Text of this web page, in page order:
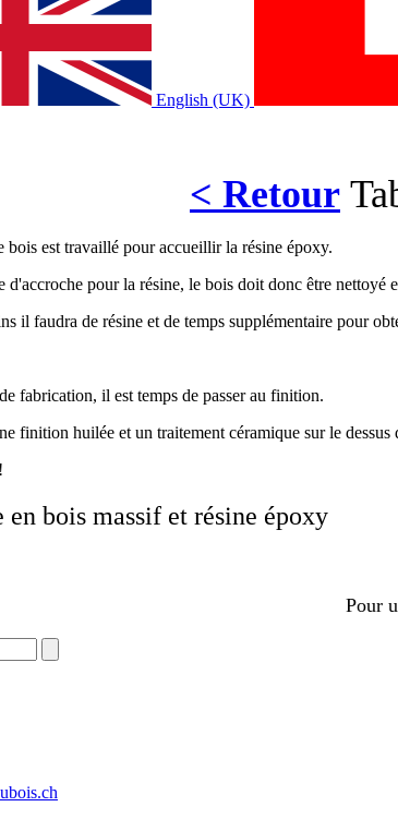
English (UK)
< Retour
est travaillé pour accueillir la résine époxy.
d'accroche pour la résine, le bois doit donc être nettoyé
il faudra de résine et de temps supplémentaire pour
fabrication, il est temps de passer au finition.
finition huilée et un traitement céramique sur le dessus
en bois massif et résine époxy
Pour